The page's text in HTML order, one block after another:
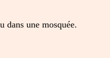
dans une mosquée.